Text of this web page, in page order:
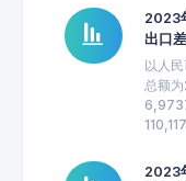
2023
出口
以人
总额
2023